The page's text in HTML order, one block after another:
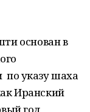
основан в
по указу шаха
Иранский